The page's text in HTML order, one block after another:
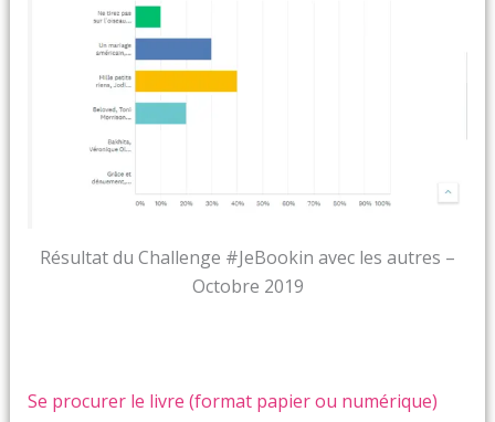
Résultat du Challenge #JeBookin avec les autres –
Octobre 2019
Se procurer le livre (format papier ou numérique)